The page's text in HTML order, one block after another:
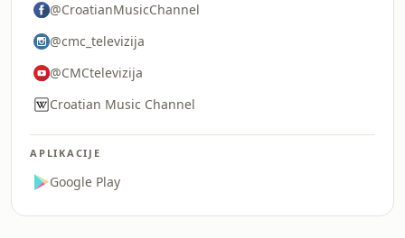
@CroatianMusicChannel
@cmc_televizija
@CMCtelevizija
Croatian Music Channel
APLIKACIJE
Google Play